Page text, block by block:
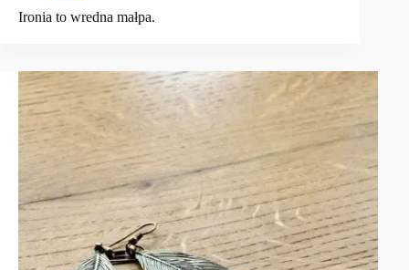
Ironia to wredna małpa.